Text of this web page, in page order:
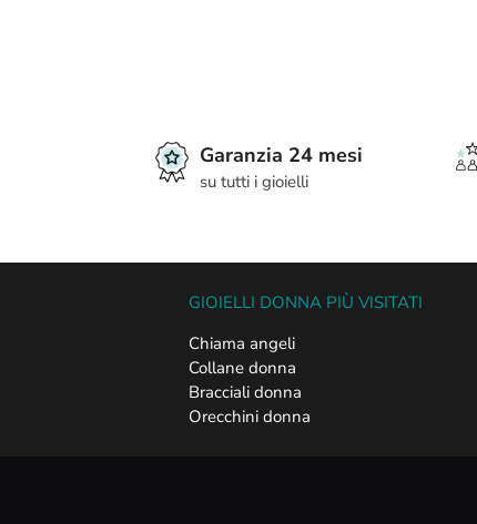
Garanzia 24 mesi
su tutti i gioielli
GIOIELLI DONNA PIÙ VISITATI
Chiama angeli
Collane donna
Bracciali donna
Orecchini donna